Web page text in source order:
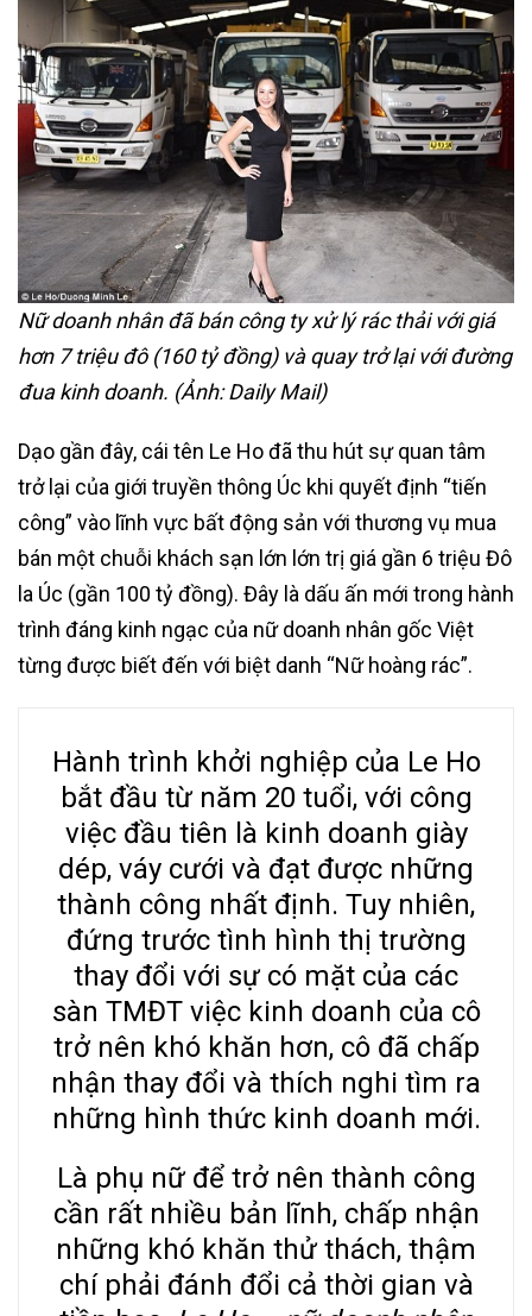
Nữ doanh nhân đã bán công ty xử lý rác thải với giá
hơn 7 triệu đô (160 tỷ đồng) và quay trở lại với đường
đua kinh doanh. (Ảnh: Daily Mail)
Dạo gần đây, cái tên Le Ho đã thu hút sự quan tâm
trở lại của giới truyền thông Úc khi quyết định “tiến
công” vào lĩnh vực bất động sản với thương vụ mua
bán một chuỗi khách sạn lớn lớn trị giá gần 6 triệu Đô
la Úc (gần 100 tỷ đồng). Đây là dấu ấn mới trong hành
trình đáng kinh ngạc của nữ doanh nhân gốc Việt
từng được biết đến với biệt danh “Nữ hoàng rác”.
Hành trình khởi nghiệp của Le Ho
bắt đầu từ năm 20 tuổi, với công
việc đầu tiên là kinh doanh giày
dép, váy cưới và đạt được những
thành công nhất định. Tuy nhiên,
đứng trước tình hình thị trường
thay đổi với sự có mặt của các
sàn TMĐT việc kinh doanh của cô
trở nên khó khăn hơn, cô đã chấp
nhận thay đổi và thích nghi tìm ra
những hình thức kinh doanh mới.
Là phụ nữ để trở nên thành công
cần rất nhiều bản lĩnh, chấp nhận
những khó khăn thử thách, thậm
chí phải đánh đổi cả thời gian và